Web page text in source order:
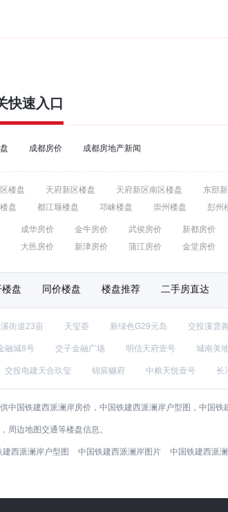
快速入口
成都房价 成都房地产新闻
楼盘 天府新区楼盘 天府新区南区楼盘 东部
盘 都江堰楼盘 邛崃楼盘 崇州楼盘 彭州
成华房价 金牛房价 武侯房价 新都房价
大邑房价 新津房价 蒲江房价 金堂房价
楼盘 同价楼盘 楼盘推荐 二手房直达
街道23亩 天玺荟 新绿色G29元岛 交投溪雲
融城8号 交子金融广场 明信天府壹号 城南美
交投电建天合玖玺 锦宸樾府 中粮天悦壹号 长
中国铁建西派澜岸房价，中国铁建西派澜岸户型图，中国
周边地图交通等楼盘信息。
建西派澜岸户型图 中国铁建西派澜岸图片 中国铁建西派